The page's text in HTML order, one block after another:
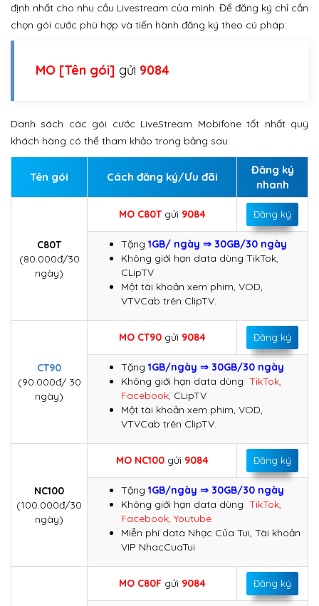
định nhất cho nhu cầu Livestream của mình. Để đăng ký chỉ cần
chọn gói cước phù hợp và tiến hành đăng ký theo cú pháp:
MO [Tên gói] gửi 9084
Danh sách các gói cước LiveStream Mobifone tốt nhất quý
khách hàng có thể tham khảo trong bảng sau:
Tên gói Cách đăng ký/Ưu đãi
Đăng ký
nhanh
C80T
(80.000đ/30
ngày)
MO C80T gửi 9084 Đăng ký
Tặng 1GB/ ngày ⇒ 30GB/30 ngày
Không giới hạn data dùng TikTok,
CLipTV
Một tài khoản xem phim, VOD,
VTVCab trên ClipTV.
CT90
(90.000đ/ 30
ngày)
MO CT90 gửi 9084 Đăng ký
Tặng 1GB/ngày ⇒ 30GB/30 ngày
Không giới hạn data dùng TikTok,
Facebook, CLipTV
Một tài khoản xem phim, VOD,
VTVCab trên ClipTV.
NC100
(100.000đ/30
ngày)
MO NC100 gửi 9084 Đăng ký
Tặng 1GB/ngày ⇒ 30GB/30 ngày
Không giới hạn data dùng TikTok,
Facebook, Youtube
Miễn phí data Nhạc Của Tui, Tài khoản
VIP NhacCuaTui
MO C80F gửi 9084 Đăng ký